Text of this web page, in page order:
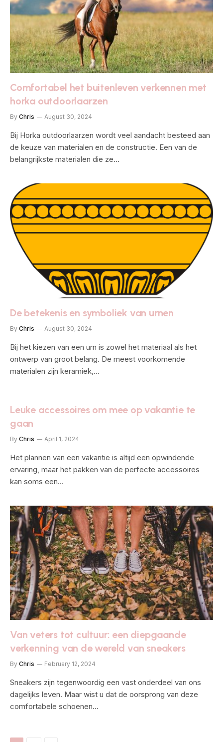
Comfortabel het buitenleven verkennen met
horka outdoorlaarzen
By Chris August 30, 2024
Bij Horka outdoorlaarzen wordt veel aandacht besteed aan
de keuze van materialen en de constructie. Een van de
belangrijkste materialen die ze…
De betekenis en symboliek van urnen
By Chris August 30, 2024
Bij het kiezen van een urn is zowel het materiaal als het
ontwerp van groot belang. De meest voorkomende
materialen zijn keramiek,…
Leuke accessoires om mee op vakantie te
gaan
By Chris April 1, 2024
Het plannen van een vakantie is altijd een opwindende
ervaring, maar het pakken van de perfecte accessoires
kan soms een…
Van veters tot cultuur: een diepgaande
verkenning van de wereld van sneakers
By Chris February 12, 2024
Sneakers zijn tegenwoordig een vast onderdeel van ons
dagelijks leven. Maar wist u dat de oorsprong van deze
comfortabele schoenen…